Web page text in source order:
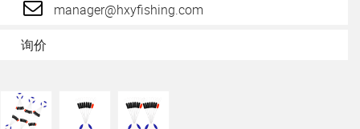
manager@hxyfishing.com
询价